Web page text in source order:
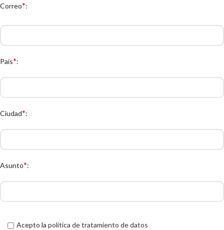
Correo*:
País*:
Ciudad*:
Asunto*:
Acepto la política de tratamiento de datos